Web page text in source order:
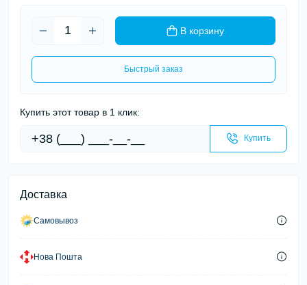
В корзину
Быстрый заказ
Купить этот товар в 1 клик:
Купить
Доставка
Самовывоз
Нова Пошта